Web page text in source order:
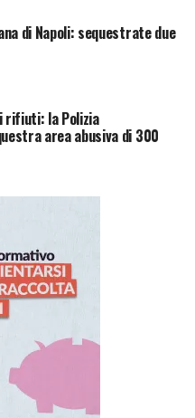
di Napoli: sequestrate due
rifiuti: la Polizia
area abusiva di 300